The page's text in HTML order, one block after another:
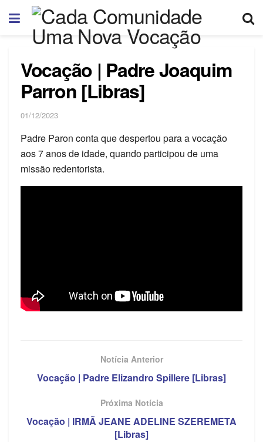
Vocação | Padre Joaquim
Parron [Libras]
01/12/2023
Padre Paron conta que despertou para a vocação
aos 7 anos de idade, quando participou de uma
missão redentorista.
Notícia Anterior
Vocação | Padre Elizandro Spillere [Libras]
Próxima Notícia
Vocação | IRMÃ JEANE ADELINE SZEREMETA
[Libras]